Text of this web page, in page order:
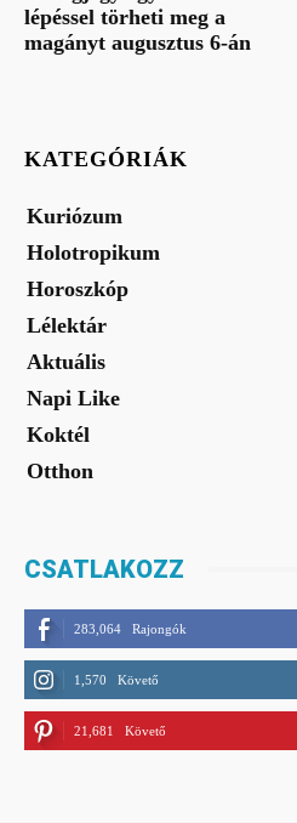
lépéssel törheti meg a
magányt augusztus 6-án
KATEGÓRIÁK
Kuriózum
Holotropikum
Horoszkóp
Lélektár
Aktuális
Napi Like
Koktél
Otthon
CSATLAKOZZ
283,064 Rajongók
1,570 Követő
21,681 Követő